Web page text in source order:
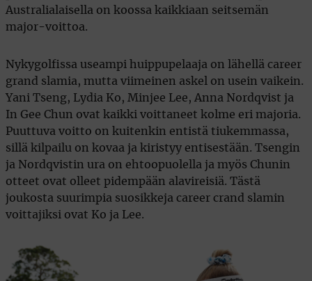
Australialaisella on koossa kaikkiaan seitsemän
major-voittoa.
Nykygolfissa useampi huippupelaaja on lähellä career
grand slamia, mutta viimeinen askel on usein vaikein.
Yani Tseng, Lydia Ko, Minjee Lee, Anna Nordqvist ja
In Gee Chun ovat kaikki voittaneet kolme eri majoria.
Puuttuva voitto on kuitenkin entistä tiukemmassa,
sillä kilpailu on kovaa ja kiristyy entisestään. Tsengin
ja Nordqvistin ura on ehtoopuolella ja myös Chunin
otteet ovat olleet pidempään alavireisiä. Tästä
joukosta suurimpia suosikkeja career crand slamin
voittajiksi ovat Ko ja Lee.